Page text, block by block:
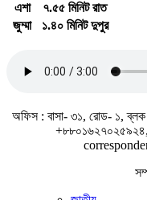
এশা
৭.৫৫ মিনিট রাত
জুম্মা
১.৪০ মিনিট দুপুর
অফিস : বাসা- ৩১, রোড- ১,